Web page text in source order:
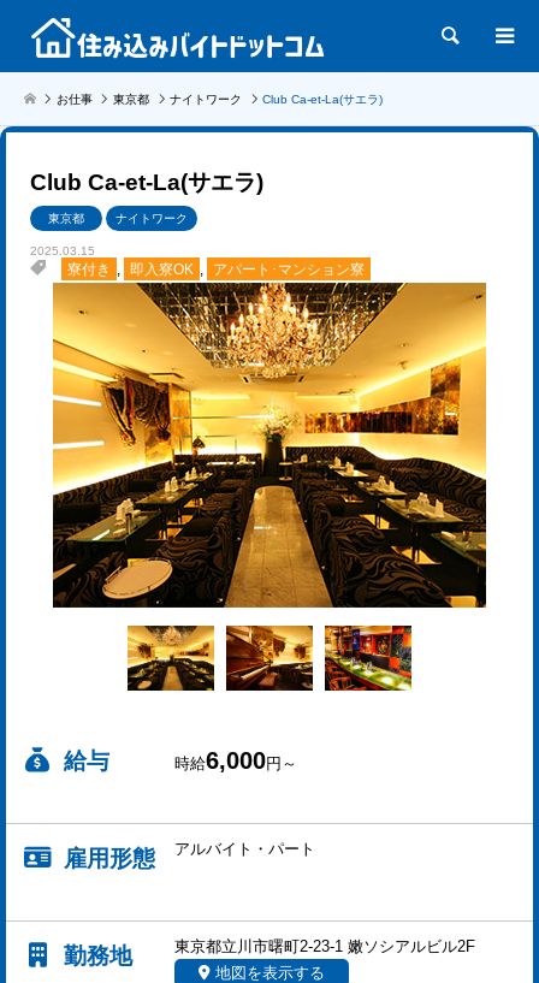
検索
お仕事 東京都 ナイトワーク Club Ca-et-La(サエラ)
Club Ca-et-La(サエラ)
東京都 ナイトワーク
2025.03.15
寮付き , 即入寮OK , アパート･マンション寮
給与 時給6,000円～
雇用形態 アルバイト・パート
勤務地
東京都立川市曙町2-23-1 嫩ソシアルビル2F
地図を表示する